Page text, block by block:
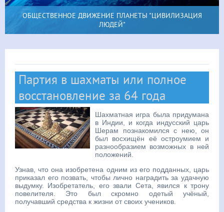
ОБЩЕСТВЕННОЕ ДВИЖЕНИЕ ПЛАНЕТЫ "ЦИВИЛИЗАЦИЯ
ЛЮДЕЙ"
Партия в шахматы или полное
восстановление за 64 года
Шахматная игра была придумана
в Индии, и когда индусский царь
Шерам познакомился с нею, он
был восхищён её остроумием и
разнообразием возможных в ней
положений.
Узнав, что она изобретена одним из его подданных, царь
приказал его позвать, чтобы лично наградить за удачную
выдумку. Изобретатель, его звали Сета, явился к трону
повелителя. Это был скромно одетый учёный,
получавший средства к жизни от своих учеников.